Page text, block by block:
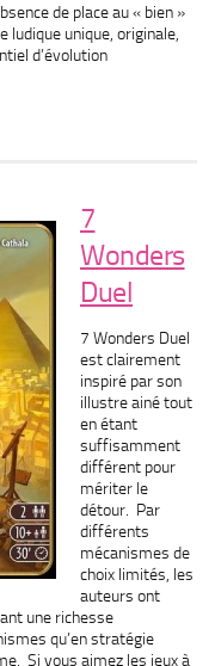
de place au « bien »
ludique unique, originale,
d’évolution
7
Wonders
Duel
7 Wonders Duel
est clairement
inspiré par son
illustre ainé tout
en étant
suffisamment
différent pour
mériter le
détour. Par
différents
mécanismes de
choix limités, les
auteurs ont
une richesse
qu’en stratégie
Si vous aimez les jeux à